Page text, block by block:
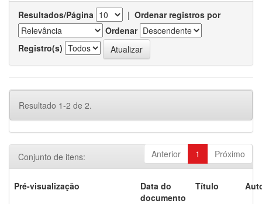
Resultados/Página | Ordenar registros por
Ordenar
Registro(s)
Resultado 1-2 de 2.
Anterior 1 Próximo
Conjunto de itens:
Pré-visualização
Data do
documento
Título